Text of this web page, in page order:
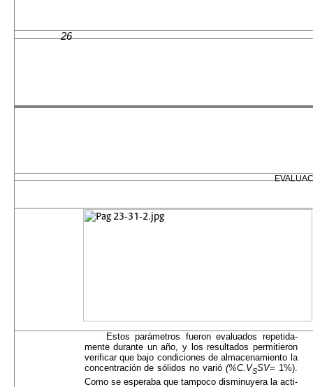
26
Estos parámetros fueron evaluados repetida­
mente durante un año, y los resultados permitieron
verificar que bajo condiciones de almacenamiento la
concentración de sólidos no varió (%C.VSSV= 1%).
Como se esperaba que tampoco disminuyera la acti­